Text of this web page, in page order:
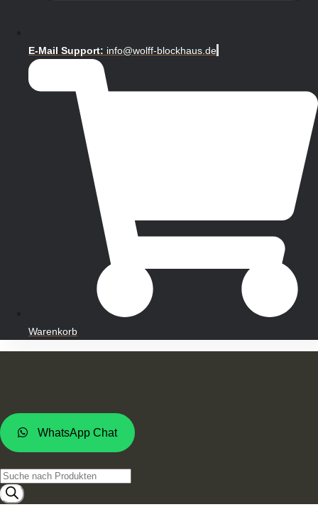
E-Mail Support: info@wolff-blockhaus.de
Warenkorb
WhatsApp Chat
Products
search